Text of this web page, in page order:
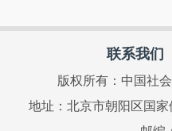
联系我们
版权所有：中国社
地址：北京市朝阳区国